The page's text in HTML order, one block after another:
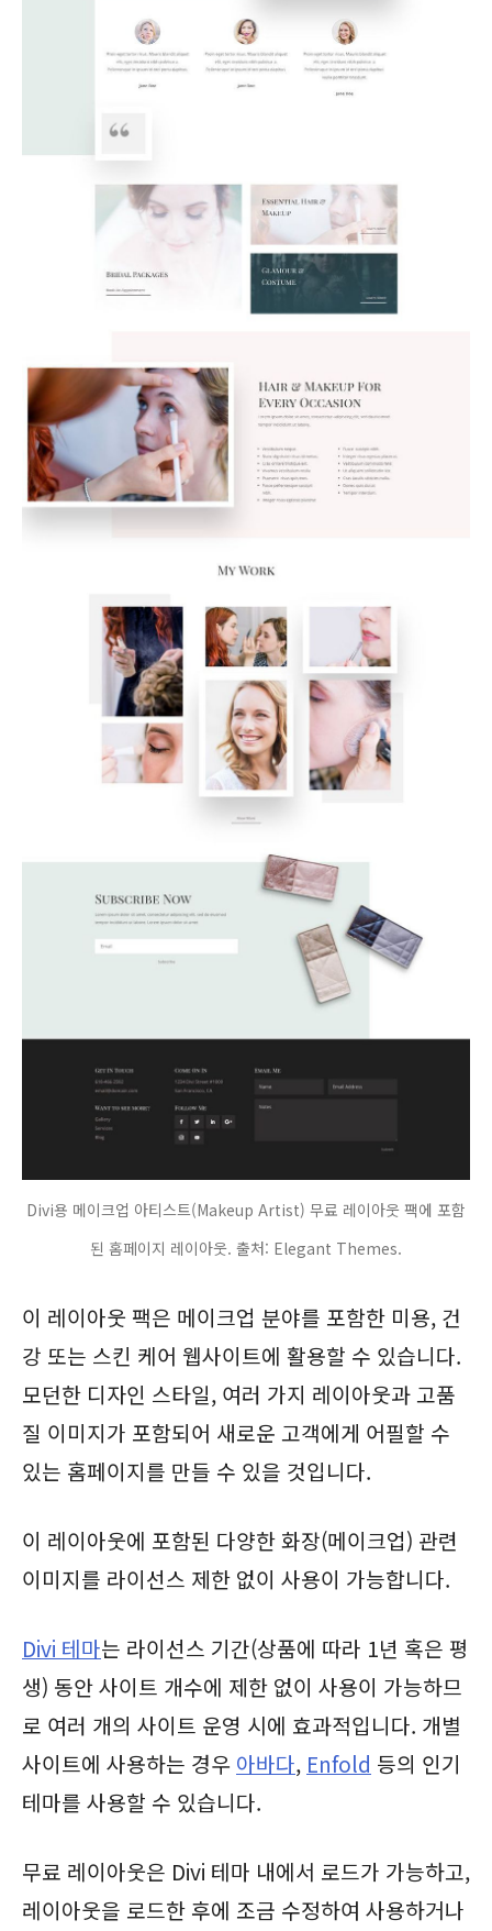
Divi용 메이크업 아티스트(Makeup Artist) 무료 레이아웃 팩에 포함
된 홈페이지 레이아웃. 출처: Elegant Themes.
이 레이아웃 팩은 메이크업 분야를 포함한 미용, 건
강 또는 스킨 케어 웹사이트에 활용할 수 있습니다.
모던한 디자인 스타일, 여러 가지 레이아웃과 고품
질 이미지가 포함되어 새로운 고객에게 어필할 수
있는 홈페이지를 만들 수 있을 것입니다.
이 레이아웃에 포함된 다양한 화장(메이크업) 관련
이미지를 라이선스 제한 없이 사용이 가능합니다.
Divi 테마는 라이선스 기간(상품에 따라 1년 혹은 평
생) 동안 사이트 개수에 제한 없이 사용이 가능하므
로 여러 개의 사이트 운영 시에 효과적입니다. 개별
사이트에 사용하는 경우 아바다, Enfold 등의 인기
테마를 사용할 수 있습니다.
무료 레이아웃은 Divi 테마 내에서 로드가 가능하고,
레이아웃을 로드한 후에 조금 수정하여 사용하거나